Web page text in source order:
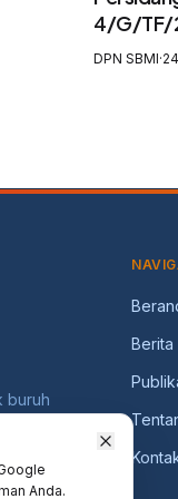
4/G/TF/
Tergugat
DPN SBMI·
buruh
Berita
Anda.